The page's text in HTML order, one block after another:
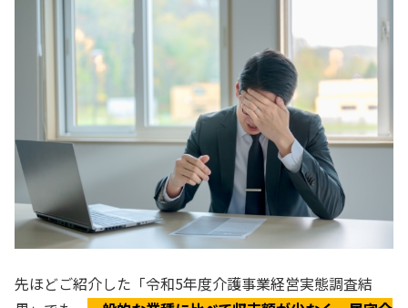
先ほどご紹介した「令和5年度介護事業経営実態調査結